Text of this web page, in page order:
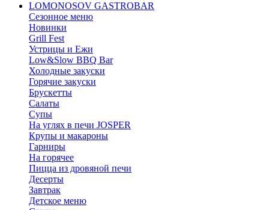
LOMONOSOV GASTROBAR
Сезонное меню
Новинки
Grill Fest
Устрицы и Ежи
Low&Slow BBQ Bar
Холодные закуски
Горячие закуски
Брускетты
Салаты
Супы
На углях в печи JOSPER
Крупы и макароны
Гарниры
На горячее
Пицца из дровяной печи
Десерты
Завтрак
Детское меню